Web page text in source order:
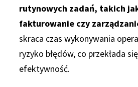
rutynowych zadań, takich
fakturowanie czy
skraca czas wykonywania
ryzyko błędów, co przekłada
efektywność.